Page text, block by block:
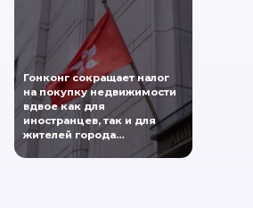
Гонконг сокращает налог
на покупку недвижимости
вдвое как для
иностранцев, так и для
жителей города…